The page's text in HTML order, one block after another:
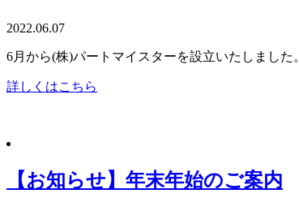
2022.06.07
6月から(株)パートマイスターを設立いたしまし
詳しくはこちら
【お知らせ】年末年始のご案内